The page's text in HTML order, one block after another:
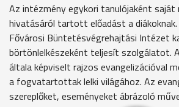
Az intézmény egykori tanulójaként saját
hivatásáról tartott előadást a
Fővárosi Büntetésvégrehajtási Intézet
börtönlelkészeként teljesít szolgálatot.
általa képviselt rajzos evangelizációval
a fogvatartottak lelki világához. Az
szereplőket, eseményeket ábrázoló